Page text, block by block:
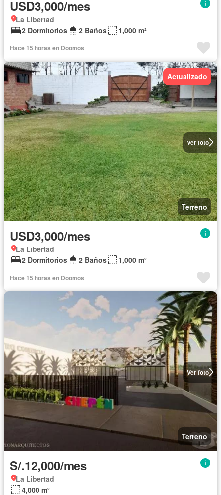
USD3,000/mes
La Libertad
2 Dormitorios
2 Baños 1,000 m²
Hace 15 horas en Doomos
Ver foto
Actualizado
Terreno
USD3,000/mes
La Libertad
2 Dormitorios
2 Baños 1,000 m²
Hace 15 horas en Doomos
Ver foto
Terreno
S/.12,000/mes
La Libertad
4,000 m²